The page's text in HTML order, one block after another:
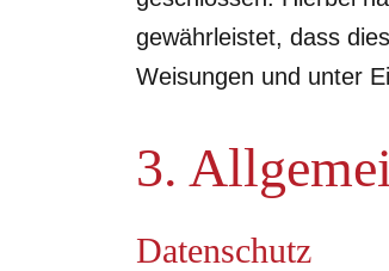
gewährleistet, dass
Weisungen und unter
3.
Datenschutz